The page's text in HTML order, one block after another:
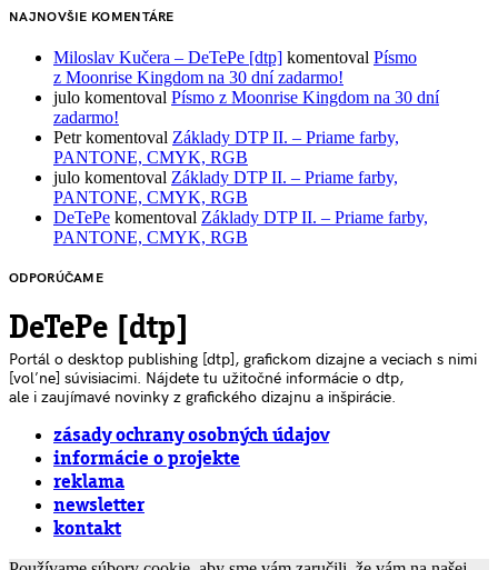
NAJNOVŠIE KOMENTÁRE
Miloslav Kučera – DeTePe [dtp] komentoval Písmo
z Moonrise Kingdom na 30 dní zadarmo!
julo komentoval Písmo z Moonrise Kingdom na 30 dní
zadarmo!
Petrkomentoval Základy DTP II. – Priame farby,
PANTONE, CMYK, RGB
julo komentoval Základy DTP II. – Priame farby,
PANTONE, CMYK, RGB
DeTePe komentoval Základy DTP II. – Priame farby,
PANTONE, CMYK, RGB
ODPORÚČAME
DeTePe [dtp]
Portál o desktop publishing [dtp], grafickom dizajne a veciach s nimi
[voľne] súvisiacimi. Nájdete tu užitočné informácie o dtp,
ale i zaujímavé novinky z grafického dizajnu a inšpirácie.
zásady ochrany osobných údajov
informácie o projekte
reklama
newsletter
kontakt